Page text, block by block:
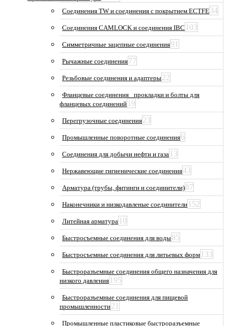
Соединения TW и соединения с покрытием ECTFE34
Соединения CAMLOCK и соединения IBC 103
Симметричные зацепные соединения91
Рычажные соединения77
Резьбовые соединения и адаптеры22
Фланцевые соединения_ прокладки и болты для
фланцевых соединений 19
Перегрузочные соединения23
Промышленные поворотные соединения6
Соединения для добычи нефти и газа 13
Нержавеющие гигиенические соединения43
Арматура (трубы, фитинги и соединители)87
Наконечники и низкодавленые соединители 152
Литейная арматура 10
Быстросъемные соединения для воды85
Быстросъемные соединения для литьевых форм 133
Быстроразъемные соединения общего назначения для
низкого давления 195
Быстроразъемные соединения для пищевой
промышленности21
Промышленные пластиковые быстроразъемные